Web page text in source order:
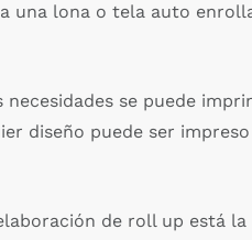
una lona o tela auto
se puede
diseño puede ser
de roll up está